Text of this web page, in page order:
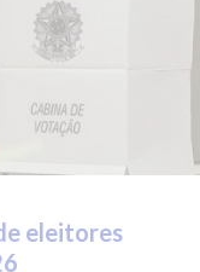
eleitores